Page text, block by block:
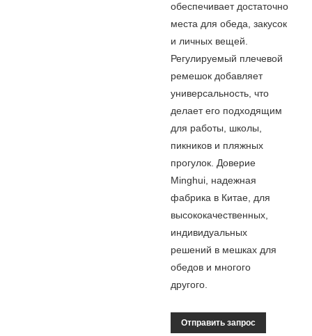
обеспечивает достаточно
места для обеда, закусок
и личных вещей.
Регулируемый плечевой
ремешок добавляет
универсальность, что
делает его подходящим
для работы, школы,
пикников и пляжных
прогулок. Доверие
Minghui, надежная
фабрика в Китае, для
высококачественных,
индивидуальных
решений в мешках для
обедов и многого
другого.
Отправить запрос